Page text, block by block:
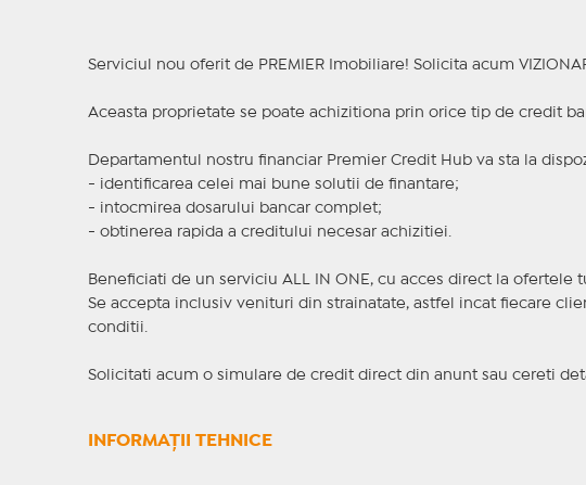
Serviciul nou oferit de PREMIER Imobiliare! Solicita acum
Aceasta proprietate se poate achizitiona prin orice tip de credit
Departamentul nostru financiar Premier Credit Hub va sta la
- identificarea celei mai bune solutii de finantare;
- intocmirea dosarului bancar complet;
- obtinerea rapida a creditului necesar achizitiei.
Beneficiati de un serviciu ALL IN ONE, cu acces direct la ofertele
Se accepta inclusiv venituri din strainatate, astfel incat fiecare
conditii.
Solicitati acum o simulare de credit direct din anunt sau cereti
INFORMAȚII TEHNICE